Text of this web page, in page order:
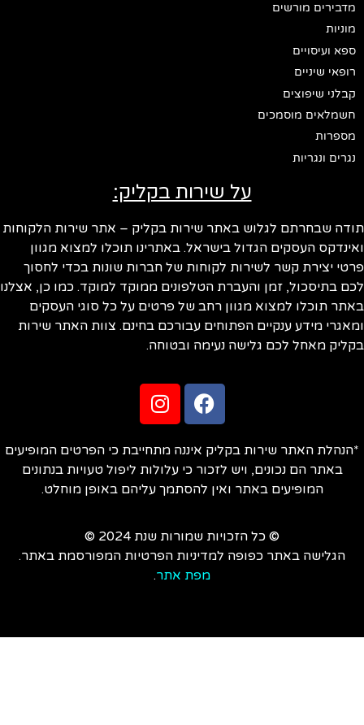
מדבירים מורשים
מוניות
ספא ועיסויים
רופאי שיניים
קבלני שיפוצים
חשמלאים מוסמכים
מספרות
נגרים ונגריות
על שירות בקליק:
שבחרתם לגלוש באתר שירות בקליק – אתר שירות הלקוחות
העסקים הגדול בישראל. באתרינו תוכלו למצוא מגוון
יצירת קשר לשירות לקוחות של חברות שונות בכדי לחסוך
בתיסכול, זמן והעברת הטלפונים ממוקד למוקד. כמו כן, אצלנו
תוכלו למצוא מגוון רחב של פרטים על כל סוגי העסקים
מידע ענקיים הפתוחים עבורכם בחינם. צוות האתר שירות
מאחל לכם גלישה נעימה ובטוחה.
האתר שירות בקליק איננה מתחייבת כי הפרטים המופיעים
באתר הם נכונים, ויש לזכור כי עלולות ליפול טעויות בנתונים
המופיעים באתר ואין להסתמך עליהם באופן מוחלט.
© כל הזכויות שמורות שנת 2024 ©
הגלישה באתר כפופה למדיניות הפרטיות המפורסמת באתר.
מפת אתר.